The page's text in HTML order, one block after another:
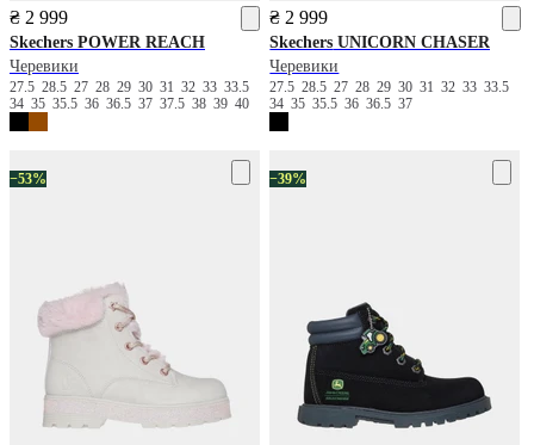
₴ 2 999
Skechers POWER REACH
Черевики
27.5 28.5 27 28 29 30 31 32 33 33.5
34 35 35.5 36 36.5 37 37.5 38 39 40
₴ 2 999
Skechers UNICORN CHASER
Черевики
27.528.52728293031323333.5
343535.53636.537
−53% −39%